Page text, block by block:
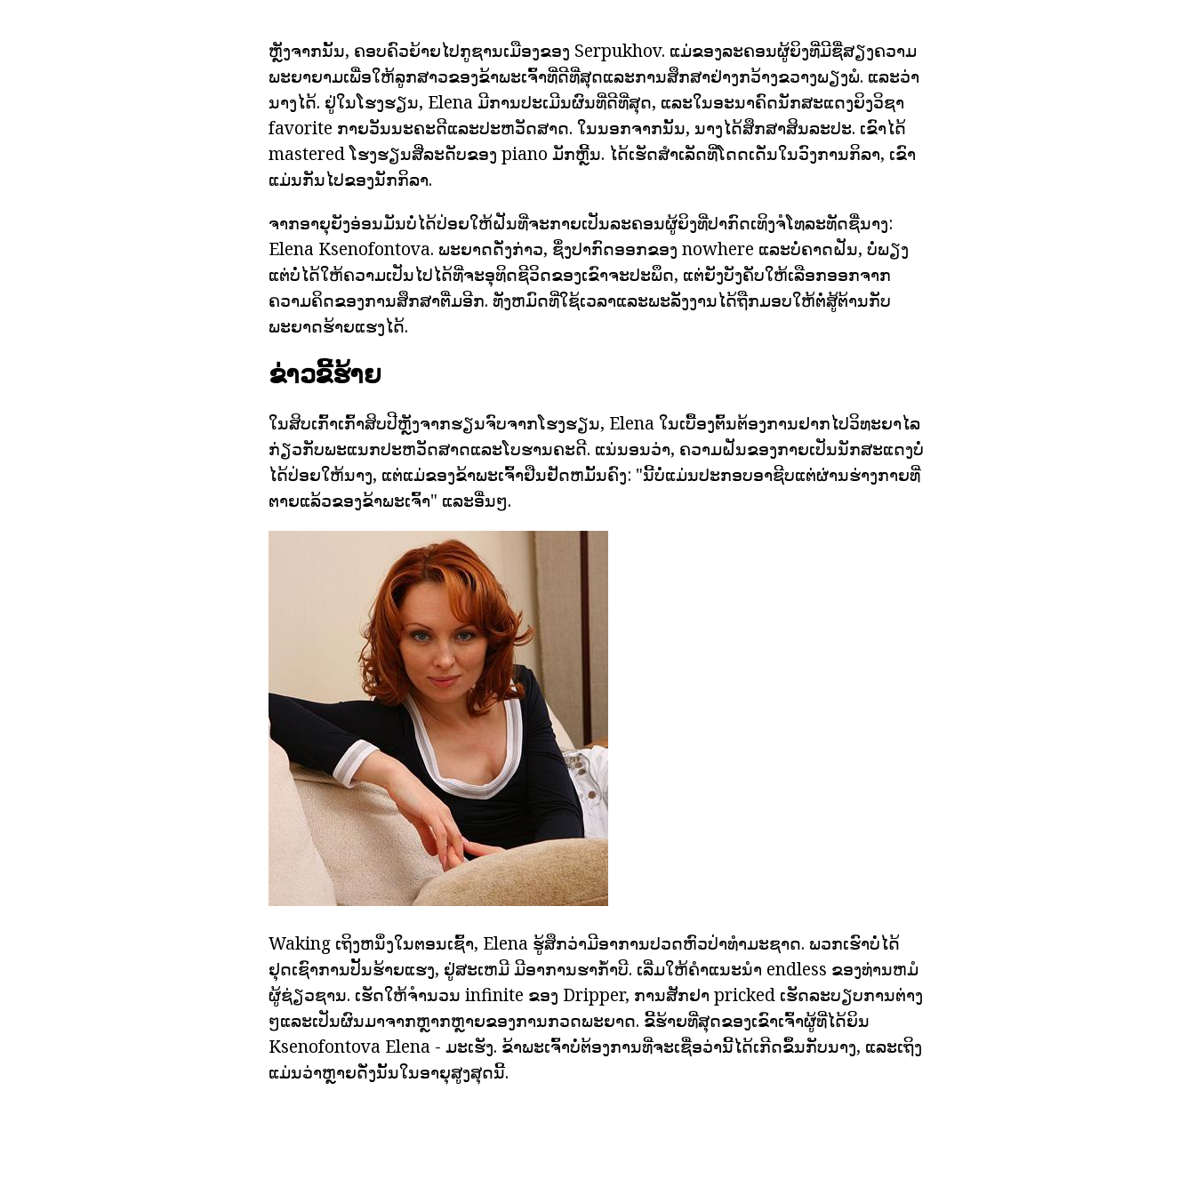
ຫຼັງຈາກນັ້ນ, ຄອບຄົວຍ້າຍໄປກູຊານເມືອງຂອງ Serpukhov. ແມ່ຂອງລະຄອນຜູ້ຍິງທີ່ມີຊື່ສຽງຄວາມ
ພະຍາຍາມເພື່ອໃຫ້ລູກສາວຂອງຂ້າພະເຈົ້າທີ່ດີທີ່ສຸດແລະການສຶກສາຢ່າງກວ້າງຂວາງພຽງພໍ. ແລະວ່າ
ນາງໄດ້. ຢູ່ໃນໂຮງຮຽນ, Elena ມີການປະເມີນຜົນທີ່ດີທີ່ສຸດ, ແລະໃນອະນາຄົດນັກສະແດງຍິງວິຊາ
favorite ກາຍວັນນະຄະດີແລະປະຫວັດສາດ. ໃນນອກຈາກນັ້ນ, ນາງໄດ້ສຶກສາສິນລະປະ. ເຂົາໄດ້
mastered ໂຮງຮຽນສີ່ລະດັບຂອງ piano ມັກຫຼີ້ນ. ໄດ້ເຮັດສໍາເລັດທີ່ໂດດເດັ່ນໃນວົງການກິລາ, ເຂົາ
ແມ່ນກັນໄປຂອງນັກກິລາ.
ຈາກອາຍຸຍັງອ່ອນມັນບໍ່ໄດ້ປ່ອຍໃຫ້ຝັນທີ່ຈະກາຍເປັນລະຄອນຜູ້ຍິງທີ່ປາກົດເທິງຈໍໂທລະທັດຊື່ນາງ:
Elena Ksenofontova. ພະຍາດດັ່ງກ່າວ, ຊຶ່ງປາກົດອອກຂອງ nowhere ແລະບໍ່ຄາດຝັນ, ບໍ່ພຽງ
ແຕ່ບໍ່ໄດ້ໃຫ້ຄວາມເປັນໄປໄດ້ທີ່ຈະອຸທິດຊີວິດຂອງເຂົາຈະປະພຶດ, ແຕ່ຍັງບັງຄັບໃຫ້ເລືອກອອກຈາກ
ຄວາມຄິດຂອງການສຶກສາຕື່ມອີກ. ທັງຫມົດທີ່ໃຊ້ເວລາແລະພະລັງງານໄດ້ຖືກມອບໃຫ້ຕໍ່ສູ້ຕ້ານກັບ
ພະຍາດຮ້າຍແຮງໄດ້.
ຂ່າວຂີ້ຮ້າຍ
ໃນສິບເກົ້າເກົ້າສິບປີຫຼັງຈາກຮຽນຈົບຈາກໂຮງຮຽນ, Elena ໃນເບື້ອງຕົ້ນຕ້ອງການຢາກໄປວິທະຍາໄລ
ກ່ຽວກັບພະແນກປະຫວັດສາດແລະໂບຮານຄະດີ. ແນ່ນອນວ່າ, ຄວາມຝັນຂອງກາຍເປັນນັກສະແດງບໍ່
ໄດ້ປ່ອຍໃຫ້ນາງ, ແຕ່ແມ່ຂອງຂ້າພະເຈົ້າຢືນຢັດຫມັ້ນຄົງ: "ນີ້ບໍ່ແມ່ນປະກອບອາຊີບແຕ່ຜ່ານຮ່າງກາຍທີ່
ຕາຍແລ້ວຂອງຂ້າພະເຈົ້າ" ແລະອື່ນໆ.
Waking ເຖິງຫນຶ່ງໃນຕອນເຊົ້າ, Elena ຮູ້ສຶກວ່າມີອາການປວດຫົວປ່າທໍາມະຊາດ. ພວກເຮົາບໍ່ໄດ້
ຢຸດເຊົາການປັ້ນຮ້າຍແຮງ, ຢູ່ສະເຫມີ ມີອາການຮາກ້ໍາບີ. ເລີ່ມໃຫ້ຄໍາແນະນໍາ endless ຂອງທ່ານຫມໍ
ຜູ້ຊ່ຽວຊານ. ເຮັດໃຫ້ຈໍານວນ infinite ຂອງ Dripper, ການສັກຢາ pricked ເຮັດລະບຽບການຕ່າງ
ໆແລະເປັນຜົນມາຈາກຫຼາກຫຼາຍຂອງການກວດພະຍາດ. ຂີ້ຮ້າຍທີ່ສຸດຂອງເຂົາເຈົ້າຜູ້ທີ່ໄດ້ຍິນ
Ksenofontova Elena - ມະເຮັງ. ຂ້າພະເຈົ້າບໍ່ຕ້ອງການທີ່ຈະເຊື່ອວ່ານີ້ໄດ້ເກີດຂຶ້ນກັບນາງ, ແລະເຖິງ
ແມ່ນວ່າຫຼາຍດັ່ງນັ້ນໃນອາຍຸສູງສຸດນີ້.